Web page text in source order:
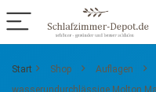
Start Shop Auflagen
wasserundurchlässige Molton